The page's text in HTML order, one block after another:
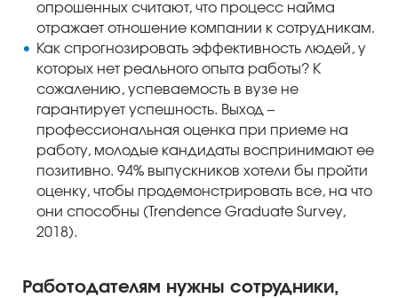
опрошенных считают, что процесс найма
отражает отношение компании к сотрудникам.
Как спрогнозировать эффективность людей, у
которых нет реального опыта работы? К
сожалению, успеваемость в вузе не
гарантирует успешность. Выход –
профессиональная оценка при приеме на
работу, молодые кандидаты воспринимают ее
позитивно. 94% выпускников хотели бы пройти
оценку, чтобы продемонстрировать все, на что
они способны (Trendence Graduate Survey,
2018).
Работодателям нужны сотрудники,